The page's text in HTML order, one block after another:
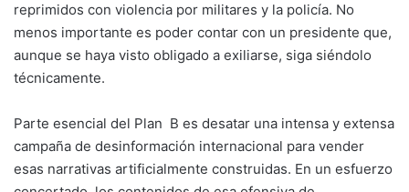
reprimidos con violencia por militares y la policía. No
menos importante es poder contar con un presidente que,
aunque se haya visto obligado a exiliarse, siga siéndolo
técnicamente.
Parte esencial del Plan B es desatar una intensa y extensa
campaña de desinformación internacional para vender
esas narrativas artificialmente construidas. En un esfuerzo